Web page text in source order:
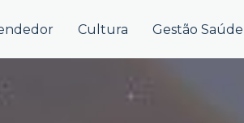
Cultura Gestão Saúde